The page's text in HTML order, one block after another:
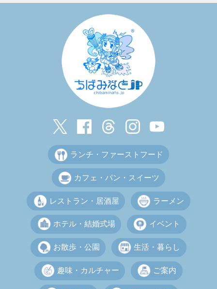
ランチ・ファーストフード
カフェ・パン・スイーツ
レストラン・居酒屋 ラーメン
ホテル・結婚式場 イベント
お散歩・公園 生活・暮らし
趣味・カルチャー ご案内